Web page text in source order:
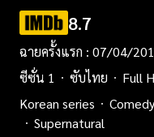
8.7
ฉายครั้งแรก : 07/04/
ซีซั่น 1
ซับไทย
Full
Korean series
Comedy
Supernatural